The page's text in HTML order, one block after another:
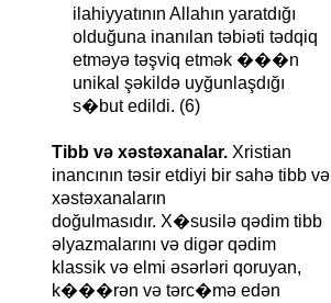
ilahiyyatının Allahın yaratdığı
olduğuna inanılan təbiəti tədqiq
etməyə təşviq etmək ���n
unikal şəkildə uyğunlaşdığı
s�but edildi. (6)
Tibb və xəstəxanalar. Xristian
inancının təsir etdiyi bir sahə tibb və
xəstəxanaların
doğulmasıdır. X�susilə qədim tibb
əlyazmalarını və digər qədim
klassik və elmi əsərləri qoruyan,
k���rən və tərc�mə edən